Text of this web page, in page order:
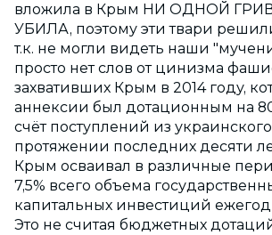
вложила в Крым НИ ОДНОЙ
УБИЛА, поэтому эти твари
т.к. не могли видеть наши
просто нет слов от цинизма
захвативших Крым в 2014 году,
аннексии был дотационным на
счёт поступлений из
протяжении последних десяти
Крым осваивал в различные
7,5% всего объема
капитальных инвестиций
Это не считая бюджетных